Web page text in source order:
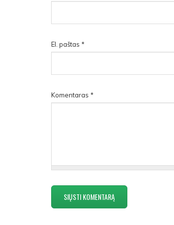
El. paštas *
Komentaras *